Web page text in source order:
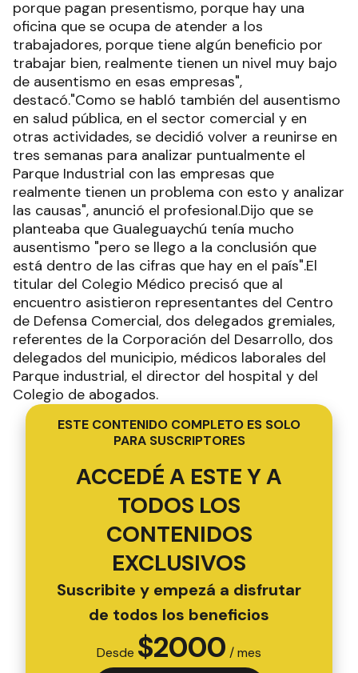
porque pagan presentismo, porque hay una
oficina que se ocupa de atender a los
trabajadores, porque tiene algún beneficio por
trabajar bien, realmente tienen un nivel muy bajo
de ausentismo en esas empresas",
destacó."Como se habló también del ausentismo
en salud pública, en el sector comercial y en
otras actividades, se decidió volver a reunirse en
tres semanas para analizar puntualmente el
Parque Industrial con las empresas que
realmente tienen un problema con esto y analizar
las causas", anunció el profesional.Dijo que se
planteaba que Gualeguaychú tenía mucho
ausentismo "pero se llego a la conclusión que
está dentro de las cifras que hay en el país".El
titular del Colegio Médico precisó que al
encuentro asistieron representantes del Centro
de Defensa Comercial, dos delegados gremiales,
referentes de la Corporación del Desarrollo, dos
delegados del municipio, médicos laborales del
Parque industrial, el director del hospital y del
Colegio de abogados.
ESTE CONTENIDO COMPLETO ES SOLO
PARA SUSCRIPTORES
ACCEDÉ A ESTE Y A
TODOS LOS
CONTENIDOS
EXCLUSIVOS
Suscribite y empezá a disfrutar
de todos los beneficios
Desde $2000 / mes